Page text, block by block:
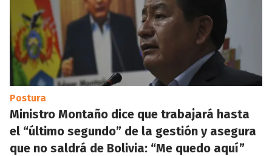
Postura
Ministro Montaño dice que trabajará hasta
el “último segundo” de la gestión y asegura
que no saldrá de Bolivia: “Me quedo aquí”